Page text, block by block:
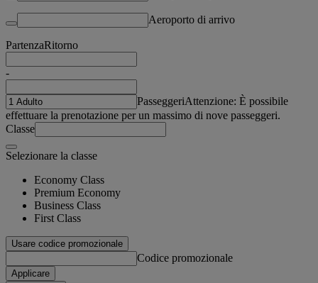
Aeroporto di arrivo
PartenzaRitorno
-
PasseggeriAttenzione: È possibile
effettuare la prenotazione per un massimo di nove passeggeri.
Classe
Selezionare la classe
Economy Class
Premium Economy
Business Class
First Class
Usare codice promozionale
Codice promozionale
Applicare